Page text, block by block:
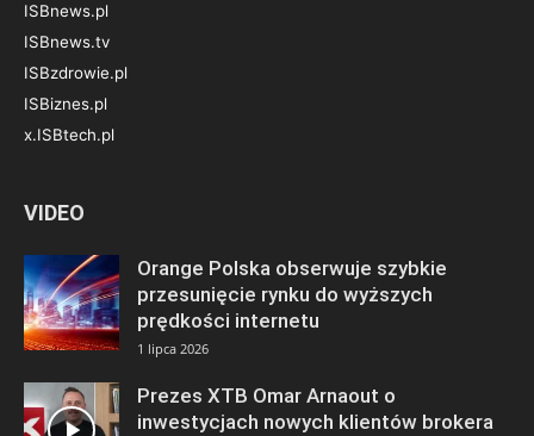
ISBnews.pl
ISBnews.tv
ISBzdrowie.pl
ISBiznes.pl
x.ISBtech.pl
VIDEO
Orange Polska obserwuje szybkie
przesunięcie rynku do wyższych
prędkości internetu
1 lipca 2026
Prezes XTB Omar Arnaout o
inwestycjach nowych klientów brokera